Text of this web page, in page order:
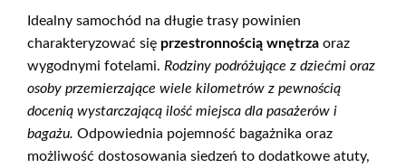
Idealny samochód na długie trasy powinien
charakteryzować się przestronnością wnętrza oraz
wygodnymi fotelami. Rodziny podróżujące z dziećmi oraz
osoby przemierzające wiele kilometrów z pewnością
docenią wystarczającą ilość miejsca dla pasażerów i
bagażu. Odpowiednia pojemność bagażnika oraz
możliwość dostosowania siedzeń to dodatkowe atuty,